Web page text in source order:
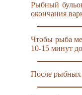
Рыбный
окончания
Чтобы рыба
10-15 минут
После рыбных